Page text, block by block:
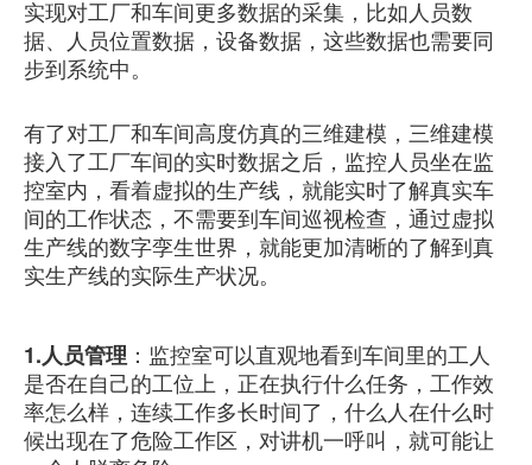
实现对工厂和车间更多数据的采集，比如人员数
据、人员位置数据，设备数据，这些数据也需要同
步到系统中。
有了对工厂和车间高度仿真的三维建模，三维建模
接入了工厂车间的实时数据之后，监控人员坐在监
控室内，看着虚拟的生产线，就能实时了解真实车
间的工作状态，不需要到车间巡视检查，通过虚拟
生产线的数字孪生世界，就能更加清晰的了解到真
实生产线的实际生产状况。
1.人员管理 ：监控室可以直观地看到车间里的工人
是否在自己的工位上，正在执行什么任务，工作效
率怎么样，连续工作多长时间了，什么人在什么时
候出现在了危险工作区，对讲机一呼叫，就可能让